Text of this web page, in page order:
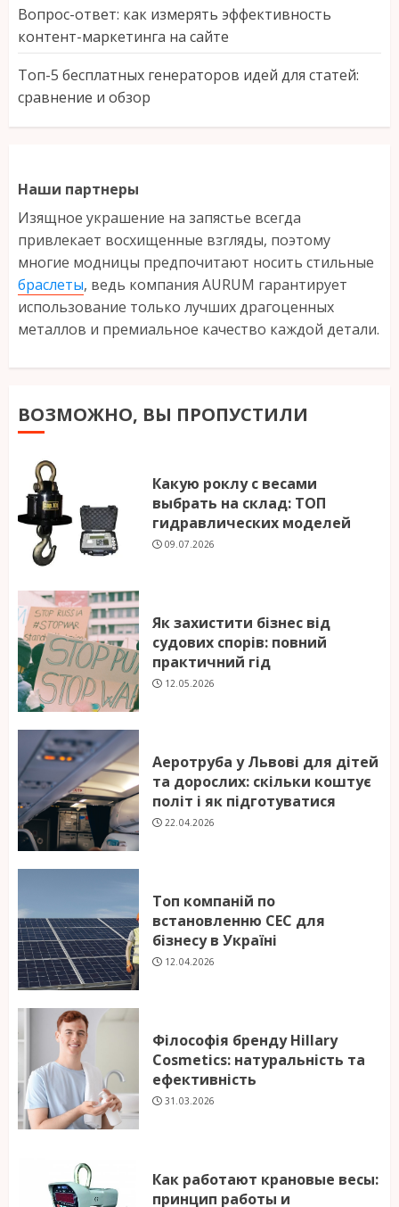
Вопрос-ответ: как измерять эффективность
контент-маркетинга на сайте
Топ-5 бесплатных генераторов идей для статей:
сравнение и обзор
Наши партнеры
Изящное украшение на запястье всегда
привлекает восхищенные взгляды, поэтому
многие модницы предпочитают носить стильные
браслеты, ведь компания AURUM гарантирует
использование только лучших драгоценных
металлов и премиальное качество каждой детали.
ВОЗМОЖНО, ВЫ ПРОПУСТИЛИ
Какую роклу с весами
выбрать на склад: ТОП
гидравлических моделей
09.07.2026
Як захистити бізнес від
судових спорів: повний
практичний гід
12.05.2026
Аеротруба у Львові для дітей
та дорослих: скільки коштує
політ і як підготуватися
22.04.2026
Топ компаній по
встановленню СЕС для
бізнесу в Україні
12.04.2026
Філософія бренду Hillary
Cosmetics: натуральність та
ефективність
31.03.2026
Как работают крановые весы:
принцип работы и